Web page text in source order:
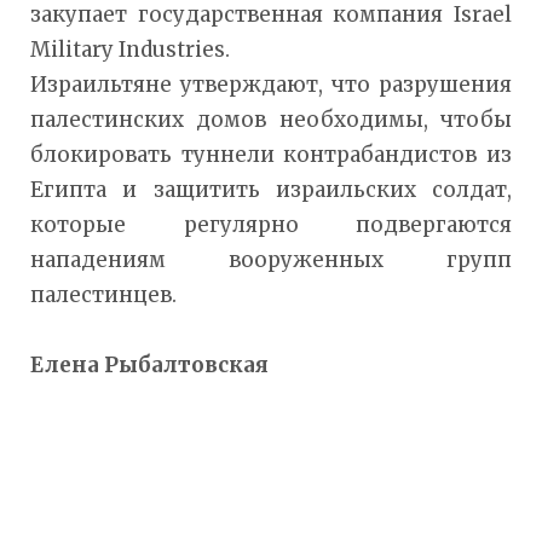
закупает государственная компания Israel
Military Industries.
Израильтяне утверждают, что разрушения
палестинских домов необходимы, чтобы
блокировать туннели контрабандистов из
Египта и защитить израильских солдат,
которые регулярно подвергаются
нападениям вооруженных групп
палестинцев.
Елена Рыбалтовская